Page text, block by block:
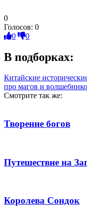
0
Голосов: 0
0
0
В подборках:
Китайские
про магов и
Смотрите так же:
Творение богов
Путешествие на
Королева Сондок